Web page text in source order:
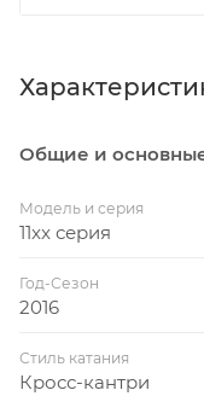
Общие и
Модель и серия
11xx серия
Год-Сезон
2016
Стиль катания
Кросс-кантри